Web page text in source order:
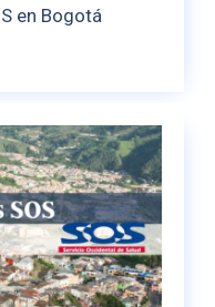
en Bogotá